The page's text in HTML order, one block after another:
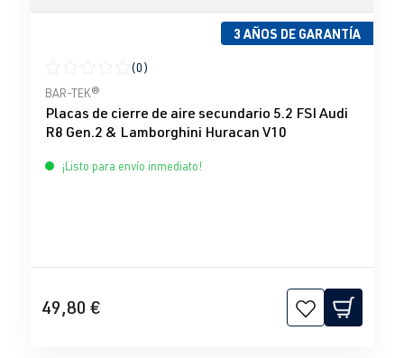
3 AÑOS DE GARANTÍA
Calificación promedio de 0 de 5 estrellas
(0)
BAR-TEK®
Placas de cierre de aire secundario 5.2 FSI Audi
R8 Gen.2 & Lamborghini Huracan V10
¡Listo para envío inmediato!
49,80 €